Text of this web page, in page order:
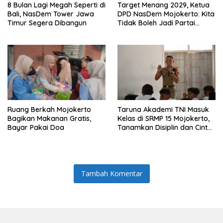
8 Bulan Lagi Megah Seperti di
Bali, NasDem Tower Jawa
Timur Segera Dibangun
Target Menang 2029, Ketua
DPD NasDem Mojokerto: Kita
Tidak Boleh Jadi Partai
Ruang Berkah Mojokerto
Bagikan Makanan Gratis,
Bayar Pakai Doa
Taruna Akademi TNI Masuk
Kelas di SRMP 15 Mojokerto,
Tanamkan Disiplin dan Cinta
Tambah Komentar